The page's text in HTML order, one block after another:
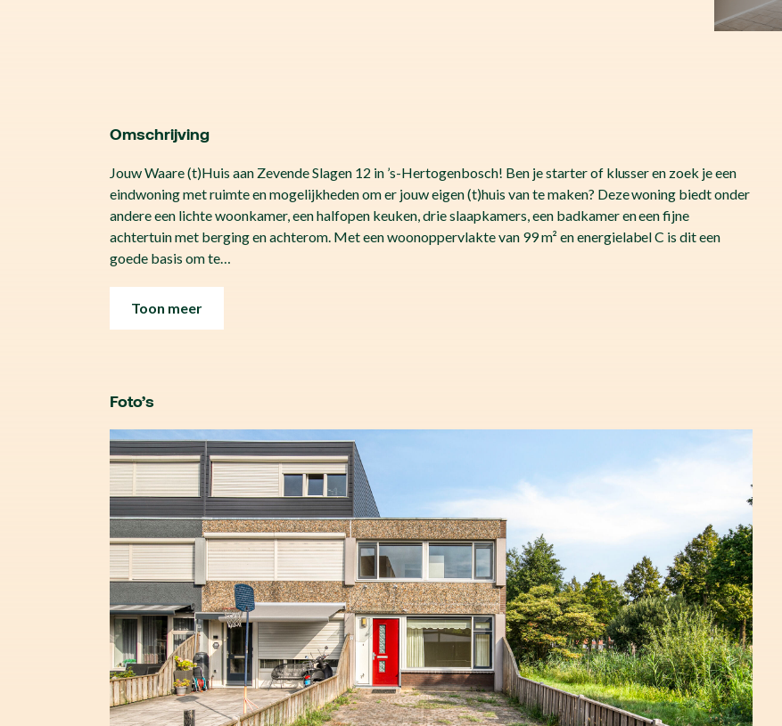
Omschrijving
Jouw Waare (t)Huis aan Zevende Slagen 12 in ’s-Hertogenbosch! Ben je starter of klusser en zoek je een
eindwoning met ruimte en mogelijkheden om er jouw eigen (t)huis van te maken? Deze woning biedt onder
andere een lichte woonkamer, een halfopen keuken, drie slaapkamers, een badkamer en een fijne
achtertuin met berging en achterom. Met een woonoppervlakte van 99 m² en energielabel C is dit een
goede basis om te…
Toon meer
Foto’s